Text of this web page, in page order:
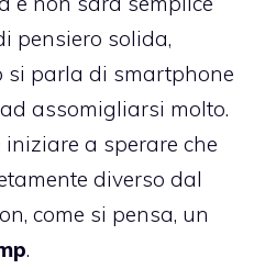
pensiero solida,
parla di smartphone
assomigliarsi molto.
a sperare che
diverso dal
come si pensa, un
.